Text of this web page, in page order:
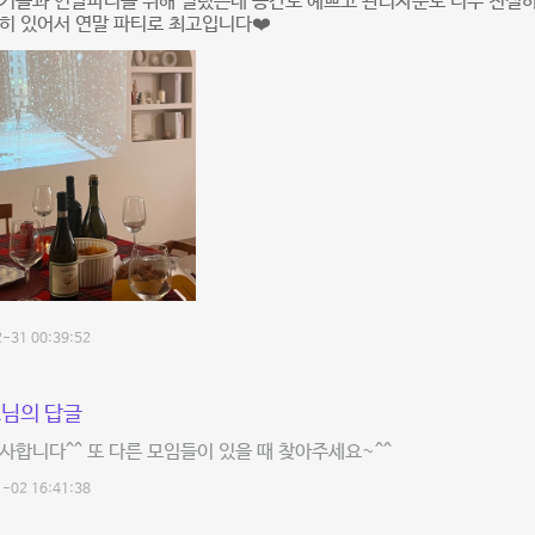
있어서 연말 파티로 최고입니다❤️
31 00:39:52
의 답글
합니다^^ 또 다른 모임들이 있을 때 찾아주세요~^^
02 16:41:38